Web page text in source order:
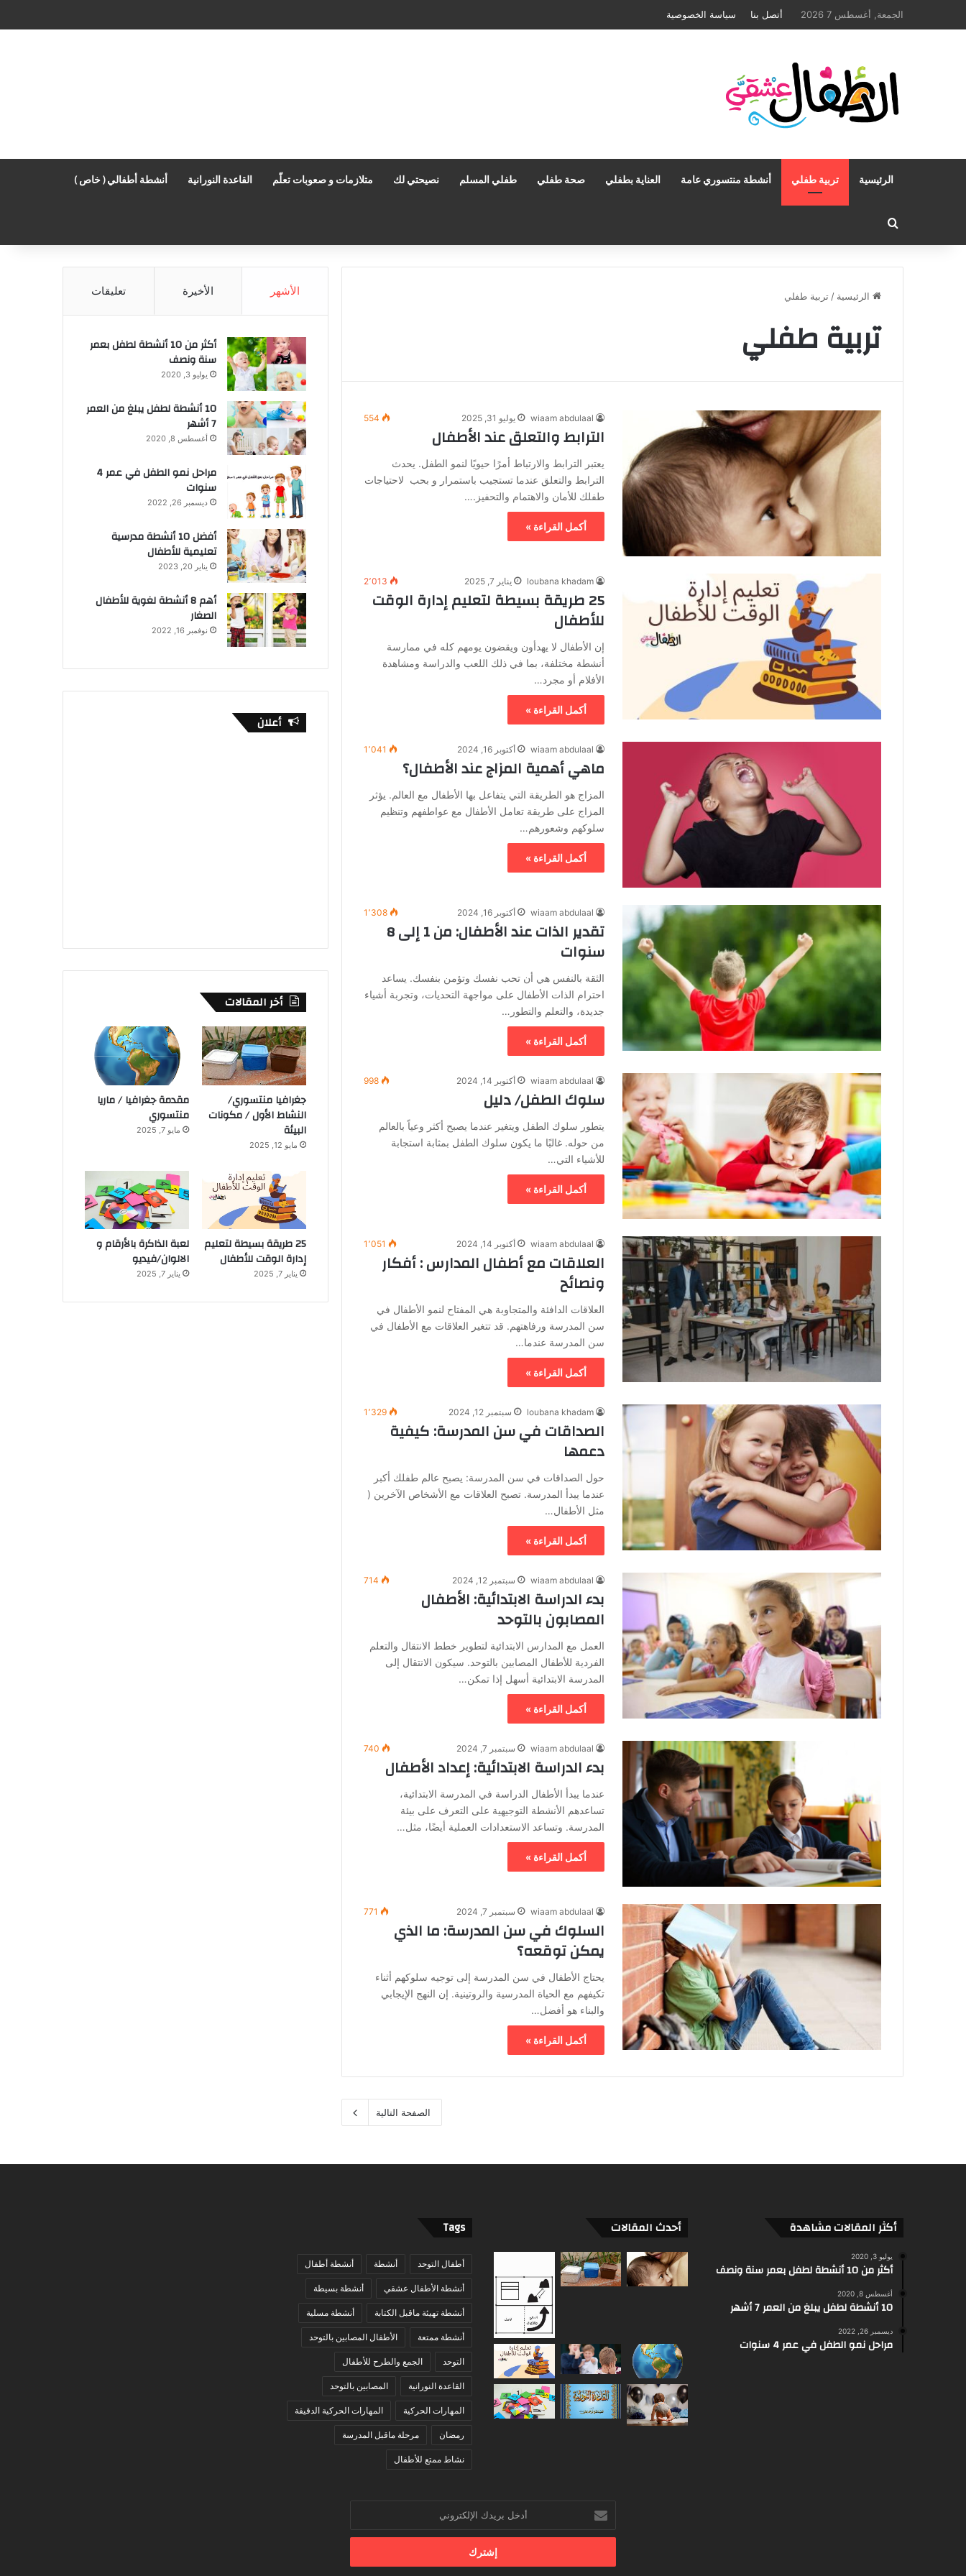
الجمعة, أغسطس 7 2026 أتصل بنا سياسة الخصوصية
الرئيسية تربية طفلي أنشطة منتسوري عامة العناية بطفلي صحة طفلي طفلي المسلم نصيحتي لك متلازمات و صعوبات تعلّم القاعدة النورانية أنشطة أطفالي ( خاص )
الرئيسية / تربية طفلي
تربية طفلي
wiaam abdulaal يوليو 31, 2025 554
الترابط والتعلق عند الأطفال
يعتبر الترابط والارتباط أمرًا حيويًا لنمو الطفل. يحدث
الترابط والتعلق عندما تستجيب باستمرار و بحب لاحتياجات
طفلك للأمان والاهتمام والتحفيز.…
أكمل القراءة »
loubana khadam يناير 7, 2025 2٬013
25 طريقة بسيطة لتعليم إدارة الوقت
للأطفال
إن الأطفال لا يهدأون ويقضون يومهم كله في ممارسة
أنشطة مختلفة، بما في ذلك اللعب والدراسة ومشاهدة
الأفلام أو مجرد…
أكمل القراءة »
wiaam abdulaal أكتوبر 16, 2024 1٬041
ماهي أهمية المزاج عند الأطفال؟
المزاج هو الطريقة التي يتفاعل بها الأطفال مع العالم. يؤثر
المزاج على طريقة تعامل الأطفال مع عواطفهم وتنظيم
سلوكهم وشعورهم…
أكمل القراءة »
wiaam abdulaal أكتوبر 16, 2024 1٬308
تقدير الذات عند الأطفال: من 1 إلى 8
سنوات
الثقة بالنفس هي أن تحب نفسك وتؤمن بنفسك. يساعد
احترام الذات الأطفال على مواجهة التحديات، وتجربة أشياء
جديدة، والتعلم والتطور…
أكمل القراءة »
wiaam abdulaal أكتوبر 14, 2024 998
سلوك الطفل/ دليل
يتطور سلوك الطفل ويتغير عندما يصبح أكثر وعياً بالعالم
من حوله. غالبًا ما يكون سلوك الطفل بمثابة استجابة
للأشياء التي…
أكمل القراءة »
wiaam abdulaal أكتوبر 14, 2024 1٬051
العلاقات مع أطفال المدارس : أفكار
ونصائح
العلاقات الدافئة والمتجاوبة هي المفتاح لنمو الأطفال في
سن المدرسة ورفاهتهم. قد تتغير العلاقات مع الأطفال في
سن المدرسة عندما…
أكمل القراءة »
loubana khadam سبتمبر 12, 2024 1٬329
الصداقات في سن المدرسة: كيفية
دعمها
حول الصداقات في سن المدرسة: يصبح عالم طفلك أكبر
عندما يبدأ المدرسة. تصبح العلاقات مع الأشخاص الآخرين (
مثل الأطفال…
أكمل القراءة »
wiaam abdulaal سبتمبر 12, 2024 714
بدء الدراسة الابتدائية: الأطفال
المصابون بالتوحد
العمل مع المدارس الابتدائية لتطوير خطط الانتقال والتعلم
الفردية للأطفال المصابين بالتوحد. سيكون الانتقال إلى
المدرسة الابتدائية أسهل إذا تمكن…
أكمل القراءة »
wiaam abdulaal سبتمبر 7, 2024 740
بدء الدراسة الابتدائية: إعداد الأطفال
عندما يبدأ الأطفال الدراسة في المدرسة الابتدائية،
تساعدهم الأنشطة التوجيهية على التعرف على بيئة
المدرسة. وتساعد الاستعدادات العملية أيضًا، مثل…
أكمل القراءة »
wiaam abdulaal سبتمبر 7, 2024 771
السلوك في سن المدرسة: ما الذي
يمكن توقعه؟
يحتاج الأطفال في سن المدرسة إلى توجيه سلوكهم أثناء
تكيفهم مع الحياة المدرسية والروتينية. إن النهج الإيجابي
والبناء هو أفضل…
أكمل القراءة »
الصفحة التالية
الأشهر الأخيرة تعليقات
أكثر من 10 أنشطة لطفل بعمر
سنة ونصف
يوليو 3, 2020
10 أنشطة لطفل يبلغ من العمر
7 أشهر
أغسطس 8, 2020
مراحل نمو الطفل في عمر 4
سنوات
ديسمبر 26, 2022
أفضل 10 أنشطة مدرسية
تعليمية للأطفال
يناير 20, 2023
أهم 8 أنشطة لغوية للأطفال
الصغار
نوفمبر 16, 2022
أعلان
أخر المقالات
جغرافيا منتسوري/
النشاط الأول / مكونات
البيئة
مايو 12, 2025
مقدمة جغرافيا / ماريا
منتسوري
مايو 7, 2025
25 طريقة بسيطة لتعليم
إدارة الوقت للأطفال
يناير 7, 2025
لعبة الذاكرة بالأرقام و
الالوان/فيديو
يناير 7, 2025
أكثر المقالات مشاهدة
يوليو 3, 2020
أكثر من 10 أنشطة لطفل بعمر سنة ونصف
أغسطس 8, 2020
10 أنشطة لطفل يبلغ من العمر 7 أشهر
ديسمبر 26, 2022
مراحل نمو الطفل في عمر 4 سنوات
أحدث المقالات Tags
أطفال التوحد أنشطة أنشطة أطفال
أنشطة الأطفال عشقي أنشطة بسيطة
أنشطة تهيئة ماقبل الكتابة أنشطة مسلية
أنشطة ممتعة الأطفال المصابين بالتوحد
التوحد الجمع والطرح للأطفال
القاعدة النورانية المصابين بالتوحد
المهارات الحركية المهارات الحركية الدقيقة
رمضان مرحلة ماقبل المدرسة
نشاط ممتع للأطفال
أدخل
بريدك
الإلكتروني